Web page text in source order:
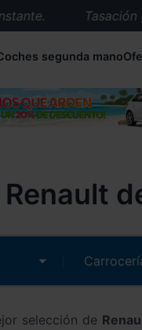
Tasación
Más de
Nos
segunda mano
selección de